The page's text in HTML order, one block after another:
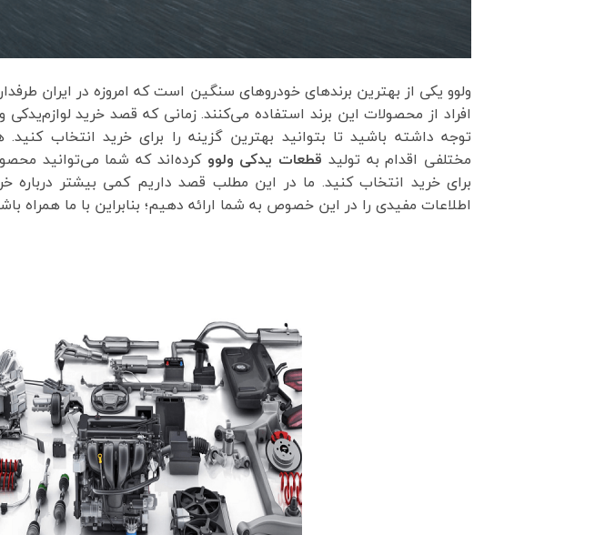
ولوو یکی از بهترین برندهای خودروهای سنگین است که امروزه در ایران
افراد از محصولات این برند استفاده می‌کنند. زمانی که قصد خرید لوازم‌یدکی
توجه داشته باشید تا بتوانید بهترین گزینه را برای خرید انتخاب کنید.
مختلفی اقدام به تولید قطعات یدکی ولوو کرده‌اند که شما می‌توانید
برای خرید انتخاب کنید. ما در این مطلب قصد داریم کمی بیشتر
اطلاعات مفیدی را در این خصوص به شما ارائه دهیم؛ بنابراین با ما همراه